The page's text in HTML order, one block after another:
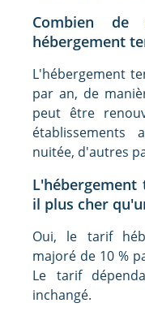
Combien
hébergement
L'hébergement
par an, de
peut être
nuitée, d'autres
L'hébergement
il plus cher
Oui, le tarif
majoré de 10 %
Le tarif
inchangé.